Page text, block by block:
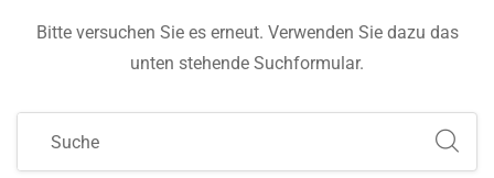
Bitte versuchen Sie es erneut. Verwenden Sie dazu das
unten stehende Suchformular.